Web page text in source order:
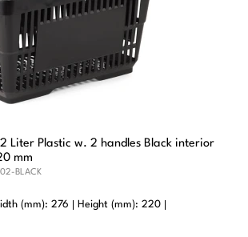
Liter Plastic w. 2 handles Black interior
mm
BLACK
(mm): 276
Height (mm): 220